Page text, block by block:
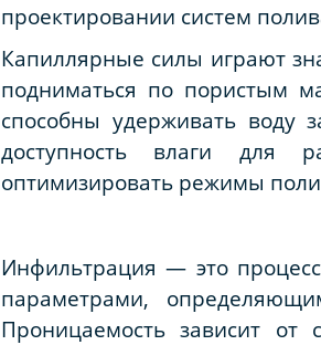
проектировании систем
Капиллярные силы играют
подниматься по пористым
способны удерживать воду
доступность влаги для
оптимизировать режимы
Инфильтрация — это
параметрами,
Проницаемость зависит от